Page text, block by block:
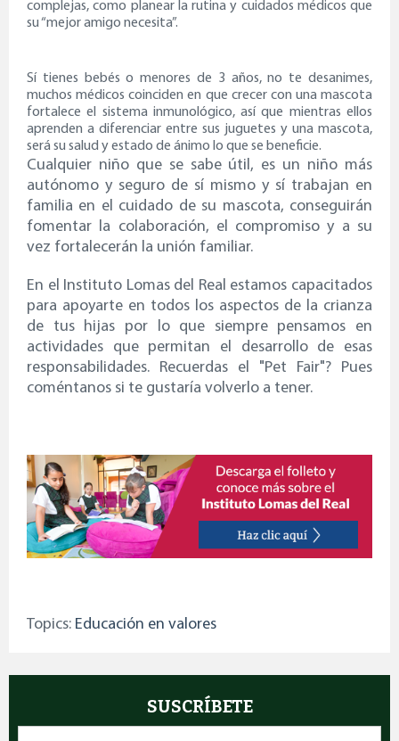
complejas, como planear la rutina y cuidados médicos que
su “mejor amigo necesita”.
Sí tienes bebés o menores de 3 años, no te desanimes,
muchos médicos coinciden en que crecer con una mascota
fortalece el sistema inmunológico, así que mientras ellos
aprenden a diferenciar entre sus juguetes y una mascota,
será su salud y estado de ánimo lo que se beneficie.
Cualquier niño que se sabe útil, es un niño más
autónomo y seguro de sí mismo y sí trabajan en
familia en el cuidado de su mascota, conseguirán
fomentar la colaboración, el compromiso y a su
vez fortalecerán la unión familiar.
En el Instituto Lomas del Real estamos capacitados
para apoyarte en todos los aspectos de la crianza
de tus hijas por lo que siempre pensamos en
actividades que permitan el desarrollo de esas
responsabilidades. Recuerdas el "Pet Fair"? Pues
coméntanos si te gustaría volverlo a tener.
Topics: Educación en valores
SUSCRÍBETE